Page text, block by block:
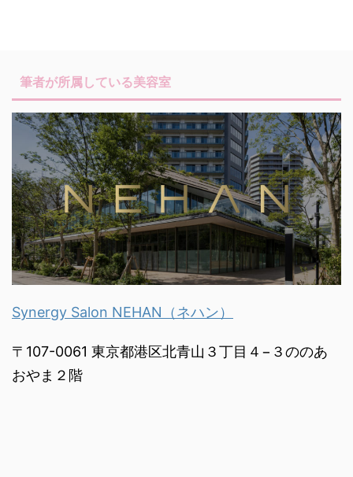
筆者が所属している美容室
Synergy Salon NEHAN（ネハン）
〒107-0061 東京都港区北青山３丁目４−３ののあ
おやま２階